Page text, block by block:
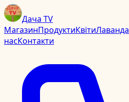
Дача TV
МагазинПродуктиКвітиЛаванда
насКонтакти